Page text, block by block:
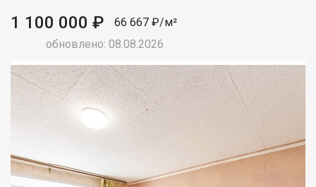
1 100 000 ₽
66 667 ₽/м²
обновлено: 08.08.2026